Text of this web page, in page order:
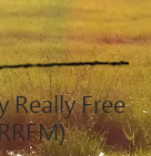
Really Free